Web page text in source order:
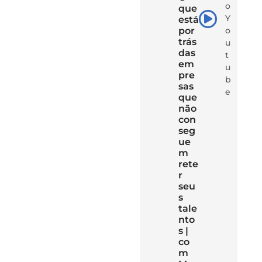
que
está
por
trás
das
em
pre
sas
que
não
con
seg
ue
m
rete
r
seu
s
tale
nto
s |
co
m
o
Y
o
u
t
u
b
e